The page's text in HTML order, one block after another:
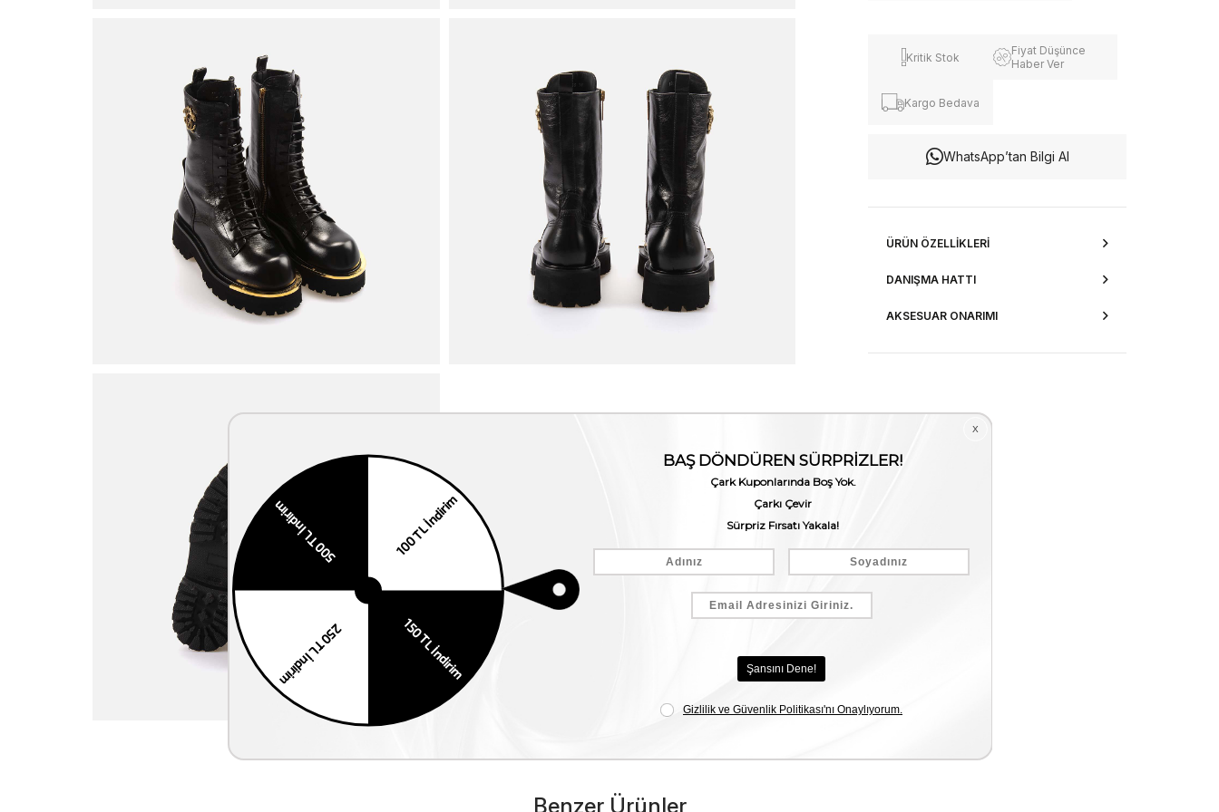
Kritik Stok
Fiyat Düşünce
Haber Ver
Kargo Bedava
WhatsApp’tan Bilgi Al
ÜRÜN ÖZELLIKLERI
DANIŞMA HATTI
AKSESUAR ONARIMI
Benzer Ürünler